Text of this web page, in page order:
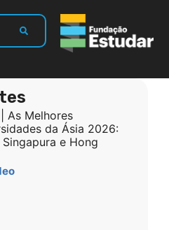
As Melhores
da Ásia 2026:
Singapura e Hong